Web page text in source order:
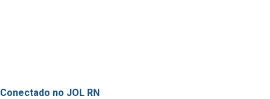
Conectado no JOL RN